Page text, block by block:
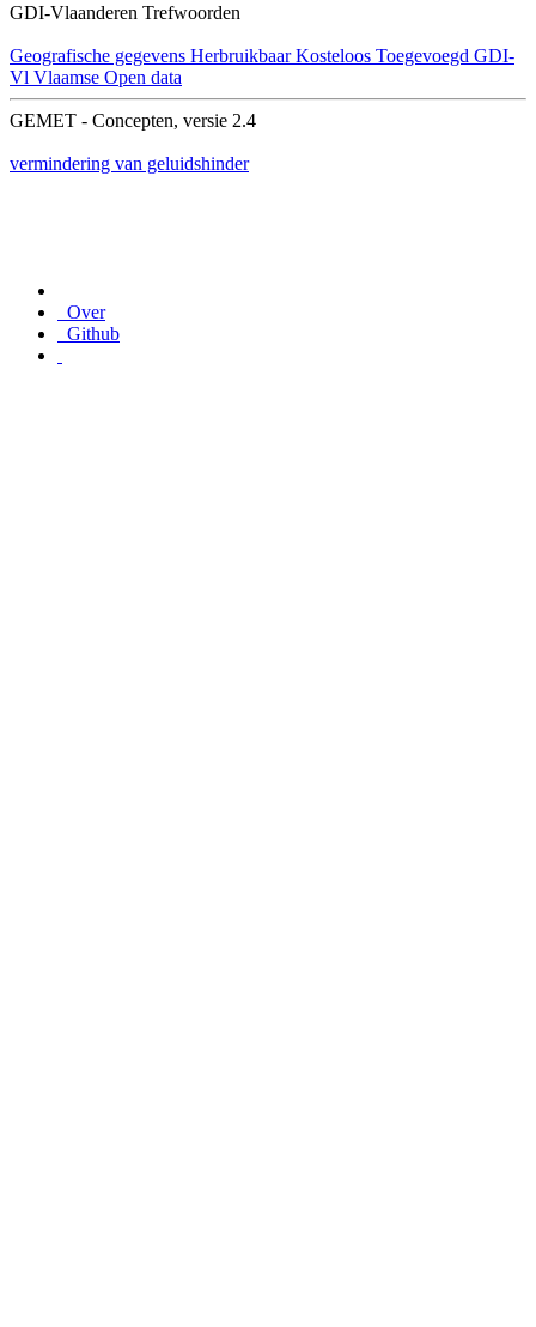
GDI-Vlaanderen Trefwoorden
Geografische gegevens Herbruikbaar Kosteloos Toegevoegd GDI-
Vl Vlaamse Open data
GEMET - Concepten, versie 2.4
vermindering van geluidshinder
Over
Github